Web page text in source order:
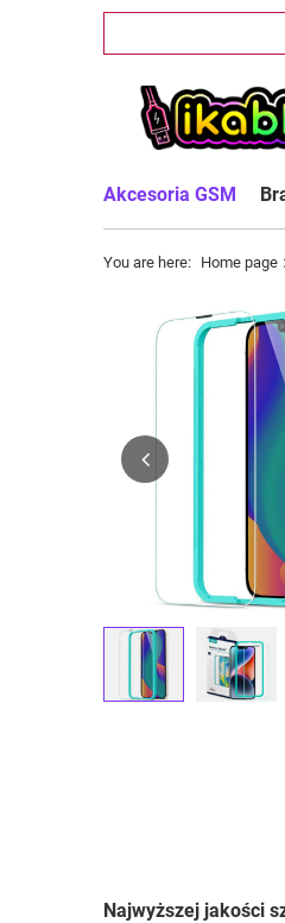
Akcesoria GSM
You are here: Home page
Najwyższej jakości